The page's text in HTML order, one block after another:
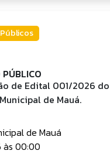
PÚBLICO
de Edital 001/2026
de Mauá.
de Mauá
00:00